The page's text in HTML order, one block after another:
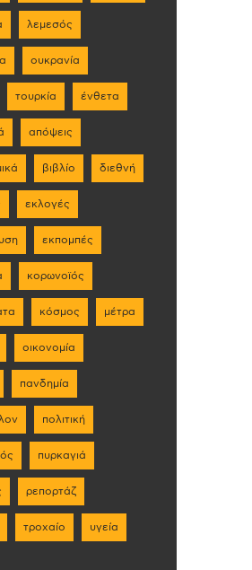
λεμεσός
ουκρανία
τουρκία ένθετα
απόψεις
βιβλίο διεθνή
εκλογές
εκπομπές
κορωνοϊός
κόσμος μέτρα
οικονομία
πανδημία
πολιτική
πυρκαγιά
ρεπορτάζ
τροχαίο υγεία